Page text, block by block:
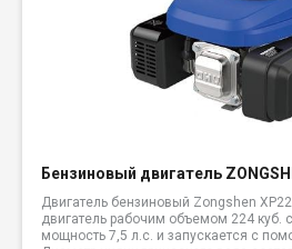
Бензиновый двигатель
Двигатель бензиновый Zongshen
двигатель рабочим объемом 224
мощность 7,5 л.с. и запускается с